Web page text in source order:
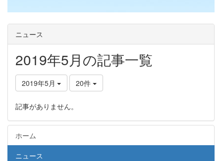
ニュース
2019年5月の記事一覧
2019年5月 20件
記事がありません。
ホーム
ニュース